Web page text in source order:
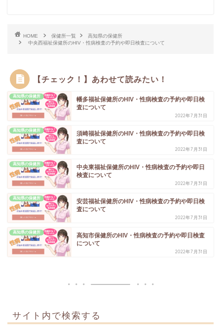
HOME 保健所一覧
高知県の保健所
中央西福祉保健所のHIV・性病検査の予約や即日検査について
【チェック！】あわせて読みたい！
高知県の保健所
幡多福祉保健所のHIV・性病検査の予約や即日検
査について
2022年7月31日
高知県の保健所
須崎福祉保健所のHIV・性病検査の予約や即日検
査について
2022年7月31日
高知県の保健所
中央東福祉保健所のHIV・性病検査の予約や即日
検査について
2022年7月31日
高知県の保健所
安芸福祉保健所のHIV・性病検査の予約や即日検
査について
2022年7月31日
高知県の保健所
高知市保健所のHIV・性病検査の予約や即日検査
について
2022年7月31日
サイト内で検索する